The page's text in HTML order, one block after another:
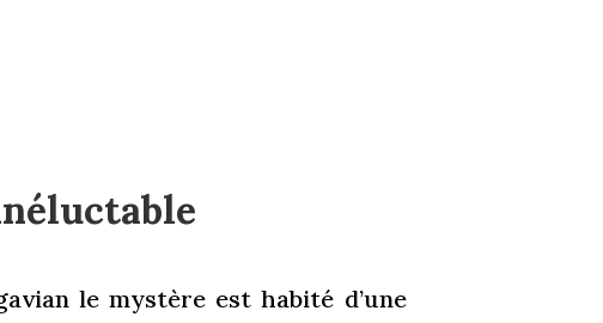
le mystère est habité d’une